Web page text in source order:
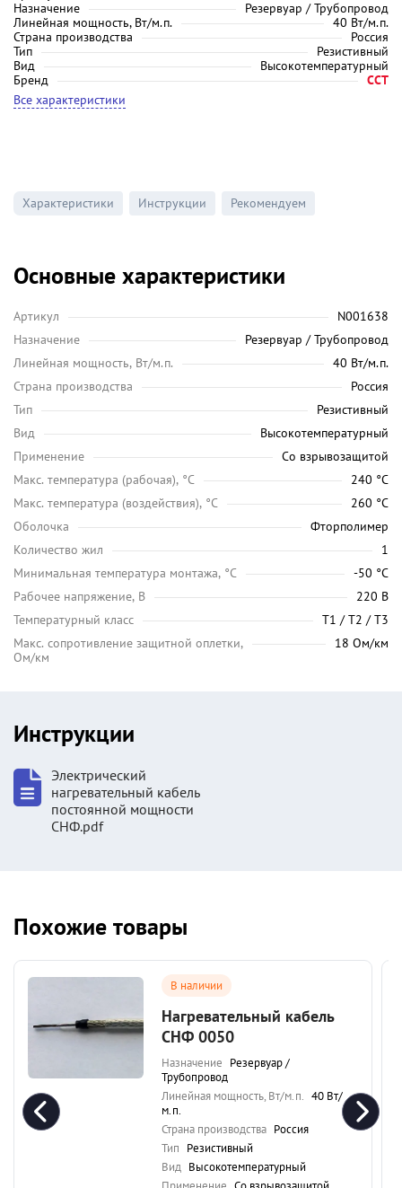
Назначение
Резервуар / Трубопровод
Линейная мощность, Вт/м.п.
40 Вт/м.п.
Страна производства
Россия
Тип
Резистивный
Вид
Высокотемпературный
Бренд
ССТ
Все характеристики
Характеристики Инструкции Рекомендуем
Основные характеристики
Артикул
N001638
Назначение
Резервуар / Трубопровод
Линейная мощность, Вт/м.п.
40 Вт/м.п.
Страна производства
Россия
Тип
Резистивный
Вид
Высокотемпературный
Применение
Со взрывозащитой
Maкс. температура (рабочая), °C
240 °C
Макс. температура (воздействия), °C
260 °C
Оболочка
Фторполимер
Количество жил
1
Минимальная температура монтажа, °C
-50 °C
Рабочее напряжение, В
220 В
Температурный класс
Т1 / Т2 / Т3
Макс. сопротивление защитной оплетки,
Ом/км
18 Ом/км
Инструкции
Электрический
нагревательный кабель
постоянной мощности
СНФ.pdf
Похожие товары
В наличии
Нагревательный кабель
СНФ 0050
Назначение Резервуар /
Трубопровод
Линейная мощность, Вт/м.п. 40 Вт/
м.п.
Страна производства Россия
Тип Резистивный
Вид Высокотемпературный